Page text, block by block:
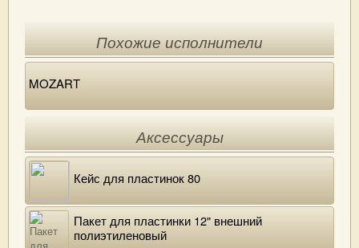
Похожие исполнители
MOZART
Аксессуары
Кейс для пластинок 80
Пакет для пластинки 12" внешний
полиэтиленовый